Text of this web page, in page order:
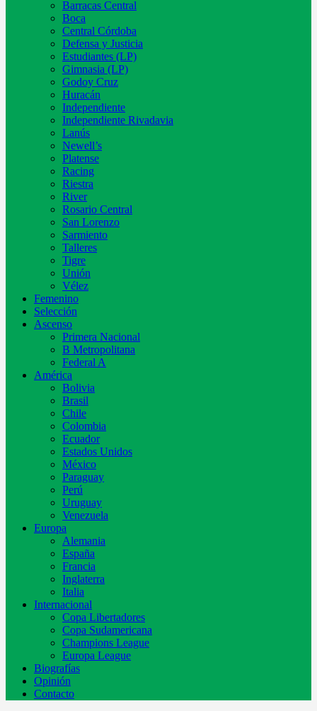
Barracas Central
Boca
Central Córdoba
Defensa y Justicia
Estudiantes (LP)
Gimnasia (LP)
Godoy Cruz
Huracán
Independiente
Independiente Rivadavia
Lanús
Newell’s
Platense
Racing
Riestra
River
Rosario Central
San Lorenzo
Sarmiento
Talleres
Tigre
Unión
Vélez
Femenino
Selección
Ascenso
Primera Nacional
B Metropolitana
Federal A
América
Bolivia
Brasil
Chile
Colombia
Ecuador
Estados Unidos
México
Paraguay
Perú
Uruguay
Venezuela
Europa
Alemania
España
Francia
Inglaterra
Italia
Internacional
Copa Libertadores
Copa Sudamericana
Champions League
Europa League
Biografías
Opinión
Contacto